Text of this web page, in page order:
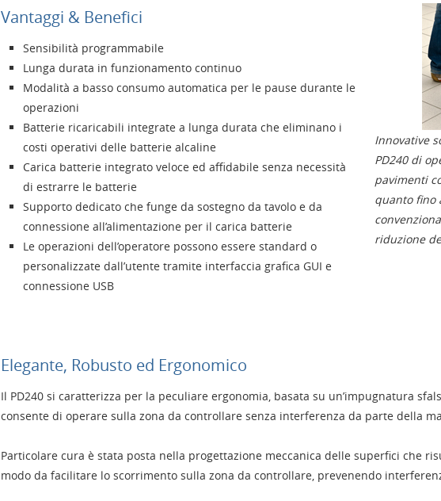
Innovative
PD240 di
pavimenti
quanto fino
riduzione
Vantaggi & Benefici
Sensibilità programmabile
Lunga durata in funzionamento continuo
Modalità a basso consumo automatica per le pause durante le
operazioni
Batterie ricaricabili integrate a lunga durata che eliminano i
costi operativi delle batterie alcaline
Carica batterie integrato veloce ed affidabile senza necessità
di estrarre le batterie
Supporto dedicato che funge da sostegno da tavolo e da
connessione all’alimentazione per il carica batterie
Le operazioni dell’operatore possono essere standard o
personalizzate dall’utente tramite interfaccia grafica GUI e
connessione USB
Elegante, Robusto ed Ergonomico
Il PD240 si caratterizza per la peculiare ergonomia, basata su un’impugnatura
consente di operare sulla zona da controllare senza interferenza da parte della
Particolare cura è stata posta nella progettazione meccanica delle superfici che
modo da facilitare lo scorrimento sulla zona da controllare, prevenendo